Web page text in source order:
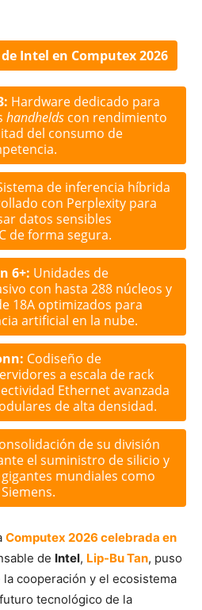
Intel en Computex 2026
Hardware dedicado para
handhelds con rendimiento
del consumo de
de inferencia híbrida
con Perplexity para
datos sensibles
de forma segura.
6+: Unidades de
con hasta 288 núcleos y
18A optimizados para
artificial en la nube.
Codiseño de
a escala de rack
Ethernet avanzada
de alta densidad.
de su división
el suministro de silicio y
mundiales como
Computex 2026 celebrada en
de Intel, Lip-Bu Tan, puso
cooperación y el ecosistema
tecnológico de la